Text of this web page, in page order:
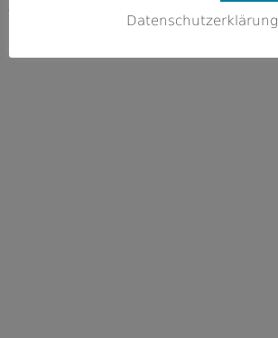
ge/fischereiverein/wuu
Datenschutzerklärung